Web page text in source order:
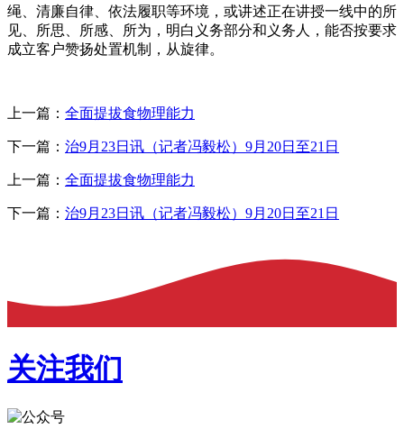
绳、清廉自律、依法履职等环境，或讲述正在讲授一线中的所
见、所思、所感、所为，明白义务部分和义务人，能否按要求
成立客户赞扬处置机制，从旋律。
上一篇： 全面提拔食物理能力
下一篇： 治9月23日讯（记者冯毅松）9月20日至21日
上一篇： 全面提拔食物理能力
下一篇： 治9月23日讯（记者冯毅松）9月20日至21日
关注我们